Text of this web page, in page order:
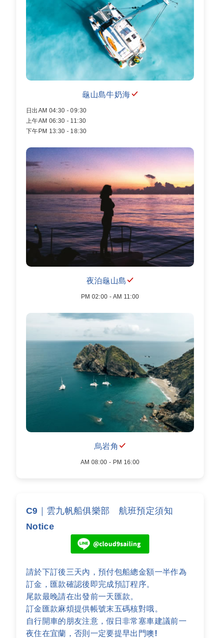
龜山島牛奶海
日出AM 04:30 - 09:30
上午AM 06:30 - 11:30
下午PM 13:30 - 18:30
夜泊龜山島
PM 02:00 - AM 11:00
烏岩角
AM 08:00 - PM 16:00
C9｜雲九帆船俱樂部 航班預定須知
Notice
請於下訂後三天內，預付包船總金額一半作為
訂金，匯款確認後即完成預訂程序。
尾款最晚請在出發前一天匯款。
訂金匯款麻煩提供帳號末五碼核對哦。
自行開車的朋友注意，假日非常塞車建議前一
夜住在宜蘭，否則一定要提早出門噢!